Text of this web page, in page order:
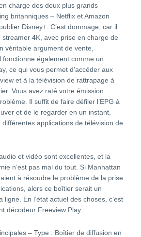
charge des deux plus grands
britanniques – Netflix et Amazon
Disney+. C’est dommage, car il
streamer 4K, avec prise en charge de
véritable argument de vente,
fonctionne également comme un
ce qui vous permet d’accéder aux
et à la télévision de rattrapage à
Vous avez raté votre émission
Il suffit de faire défiler l’EPG à
et de le regarder en un instant,
applications de télévision de
et vidéo sont excellentes, et la
n’est pas mal du tout. Si Manhattan
à résoudre le problème de la prise
alors ce boîtier serait un
ligne. En l’état actuel des choses, c’est
décodeur Freeview Play.
– Type : Boîtier de diffusion en